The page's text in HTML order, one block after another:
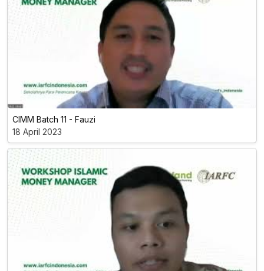
CIMM Batch 11 - Fauzi
18 April 2023